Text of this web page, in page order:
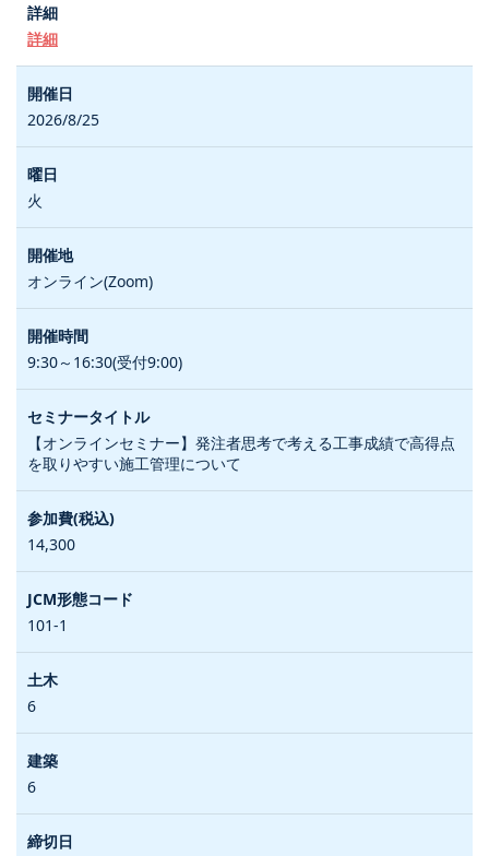
詳細
2026/8/25
火
オンライン(Zoom)
9:30～16:30(受付9:00)
【オンラインセミナー】発注者思考で考える工事成績で高得点
を取りやすい施工管理について
14,300
101-1
6
6